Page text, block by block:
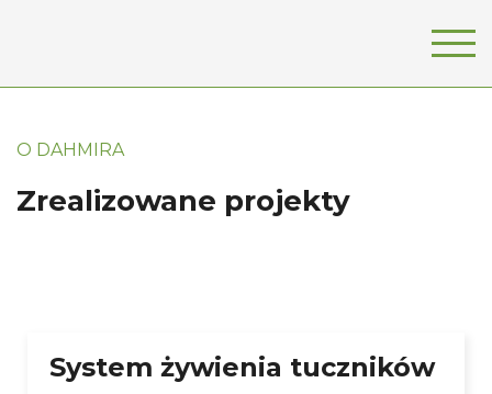
О DAHMIRA
Zrealizowane projekty
System żywienia tuczników